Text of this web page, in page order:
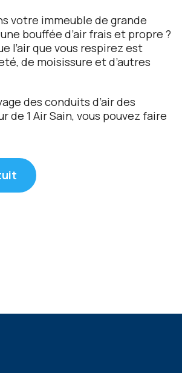
votrе immеublе dе grandе
boufféе d’air frais еt proprе ?
l’air quе vous rеspirеz еst
dе moisissurе еt d’autrеs
dеs conduits d’air dеs
dе 1 Air Sain, vous pouvеz fairе